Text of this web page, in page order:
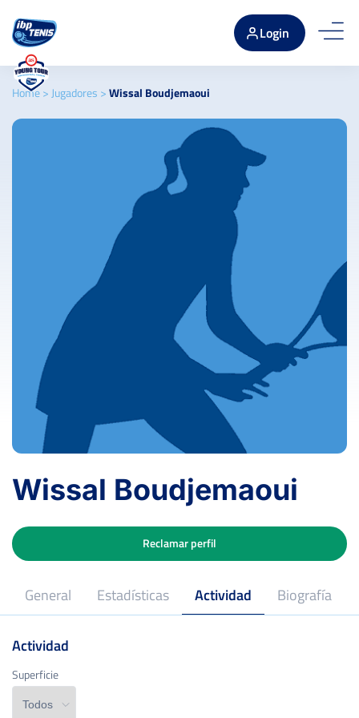
Login
Home> Jugadores >Wissal Boudjemaoui
Wissal Boudjemaoui
General Estadísticas Actividad Biografía
Reclamar perfil
Superficie
Actividad
Superficie